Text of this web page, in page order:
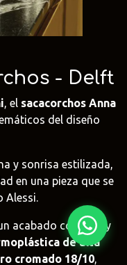
- Delft
, el sacacorchos Anna
del diseño
y sonrisa estilizada,
en una pieza que se
Alessi.
acabado colorido y
de alta
cromado 18/10,